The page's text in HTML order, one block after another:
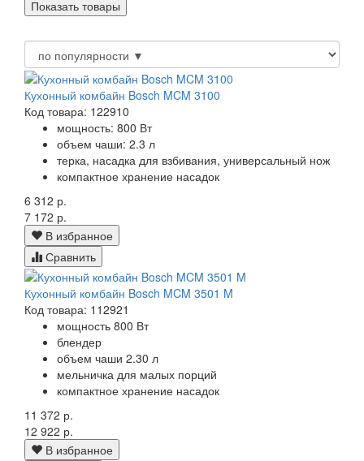
Кухонный комбайн Bosch MCM 3100
Код товара: 122910
мощность: 800 Вт
объем чаши: 2.3 л
терка, насадка для взбивания, универсальный нож
компактное хранение насадок
6 312 р.
7 172 р.
В избранное
Сравнить
Кухонный комбайн Bosch MCM 3501 M
Код товара: 112921
мощность 800 Вт
блендер
объем чаши 2.30 л
мельничка для малых порций
компактное хранение насадок
11 372 р.
12 922 р.
В избранное